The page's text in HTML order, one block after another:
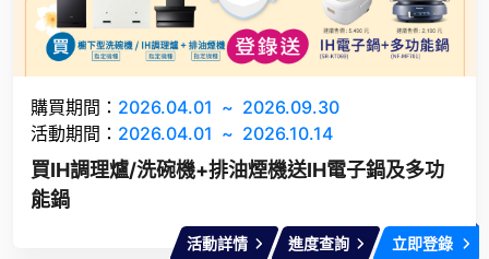
購買期間： 2026.04.01 ~ 2026.09.30
活動期間： 2026.04.01 ~ 2026.10.14
買IH調理爐/洗碗機+排油煙機送IH電子鍋及多功
能鍋
活動詳情 進度查詢 立即登錄